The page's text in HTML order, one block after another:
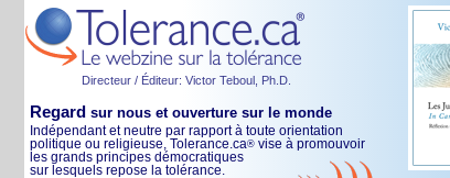
Directeur / Éditeur: Victor Teboul, Ph.D.
Regard sur nous et ouverture sur le monde
Indépendant et neutre par rapport à toute orientation
politique ou religieuse, Tolerance.ca® vise à promouvoir
les grands principes démocratiques
sur lesquels repose la tolérance.